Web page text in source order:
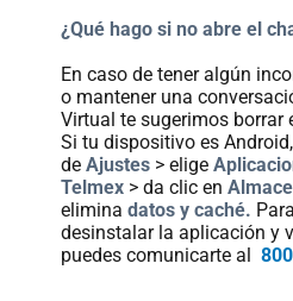
Sitios
WiFi
¿Qué hago si no abre el
En caso de tener algún
o mantener una
Virtual te sugerimos borrar
Si tu dispositivo es
de Ajustes > elige
Telmex> da clic en
elimina datos y caché.
desinstalar la aplicación y
puedes comunicarte al